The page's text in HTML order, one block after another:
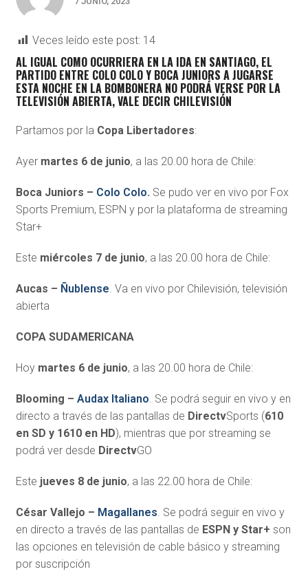
Veces leído este post: 14
AL IGUAL COMO OCURRIERA EN LA IDA EN SANTIAGO, EL
PARTIDO ENTRE COLO COLO Y BOCA JUNIORS A JUGARSE
ESTA NOCHE EN LA BOMBONERA NO PODRÁ VERSE POR LA
TELEVISIÓN ABIERTA, VALE DECIR CHILEVISIÓN
Partamos por la Copa Libertadores:
Ayer martes 6 de junio, a las 20.00 hora de Chile:
Boca Juniors – Colo Colo. Se pudo ver en vivo por Fox
Sports Premium, ESPN y por la plataforma de streaming
Star+
Este miércoles 7 de junio, a las 20.00 hora de Chile:
Aucas – Ñublense. Va en vivo por Chilevisión, televisión
abierta
COPA SUDAMERICANA
Hoy martes 6 de junio, a las 20.00 hora de Chile:
Blooming – Audax Italiano. Se podrá seguir en vivo y en
directo a través de las pantallas de DirectvSports (610
en SD y 1610 en HD), mientras que por streaming se
podrá ver desde DirectvGO
Este jueves 8 de junio, a las 22.00 hora de Chile:
César Vallejo – Magallanes. Se podrá seguir en vivo y
en directo a través de las pantallas de ESPN y Star+ son
las opciones en televisión de cable básico y streaming
por suscripción